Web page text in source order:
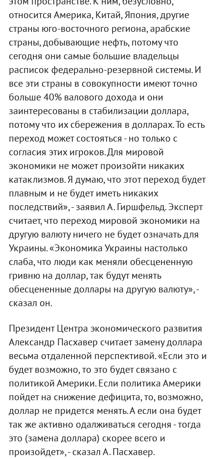
относится Америка, Китай, Япония, другие
страны юго-восточного региона, арабские
страны, добывающие нефть, потому что
сегодня они самые большие владельцы
расписок федерально-резервной системы. И
все эти страны в совокупности имеют точно
больше 40% валового дохода и они
заинтересованы в стабилизации доллара,
потому что их сбережения в долларах. То есть
переход может состояться - но только с
согласия этих игроков. Для мировой
экономики не может произойти никаких
катаклизмов. Я думаю, что этот переход будет
плавным и не будет иметь никаких
последствий», - заявил А. Гиршфельд. Эксперт
считает, что переход мировой экономики на
другую валюту ничего не будет означать для
Украины. «Экономика Украины настолько
слаба, что люди как меняли обесцененную
гривню на доллар, так будут менять
обесцененные доллары на другую валюту», -
сказал он.
Президент Центра экономического развития
Александр Пасхавер считает замену доллара
весьма отдаленной перспективой. «Если это и
будет возможно, то это будет связано с
политикой Америки. Если политика Америки
пойдет на снижение дефицита, то, возможно,
доллар не придется менять. А если она будет
так же активно одалживаться сегодня - тогда
это (замена доллара) скорее всего и
произойдет», - сказал А. Пасхавер.